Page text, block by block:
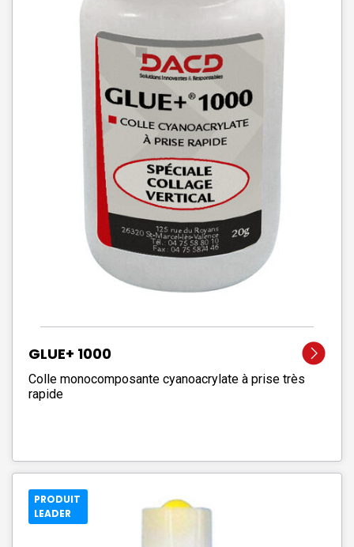
GLUE+ 1000
Colle monocomposante cyanoacrylate à prise très
rapide
PRODUIT
LEADER